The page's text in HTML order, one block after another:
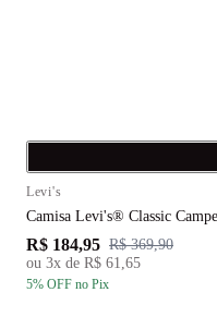
Levi's
Camisa Levi's® Classic
R$ 184,95 R$ 369,90
ou 3x de R$ 61,65
5% OFF no Pix